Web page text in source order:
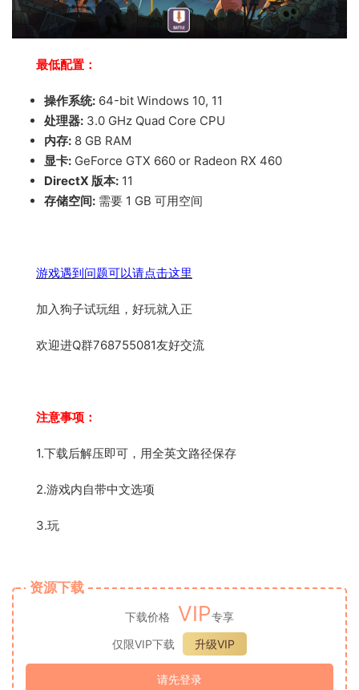
最低配置：
操作系统: 64-bit Windows 10, 11
处理器: 3.0 GHz Quad Core CPU
内存: 8 GB RAM
显卡: GeForce GTX 660 or Radeon RX 460
DirectX 版本: 11
存储空间: 需要 1 GB 可用空间
游戏遇到问题可以请点击这里
加入狗子试玩组，好玩就入正
欢迎进Q群768755081友好交流
注意事项：
1.下载后解压即可，用全英文路径保存
2.游戏内自带中文选项
3.玩
资源下载
下载价格 VIP专享
仅限VIP下载
升级VIP
请先登录